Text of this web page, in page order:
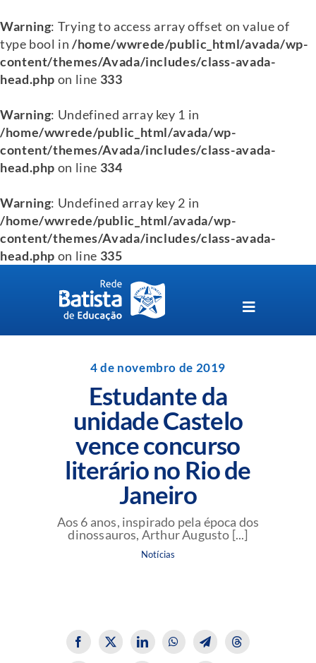
Warning: Trying to access array offset on value of
type bool in/home/wwrede/public_html/avada/wp-
content/themes/Avada/includes/class-avada-
head.php on line 333
Warning: Undefined array key 1 in
/home/wwrede/public_html/avada/wp-
content/themes/Avada/includes/class-avada-
head.php on line 334
Warning: Undefined array key 2 in
/home/wwrede/public_html/avada/wp-
content/themes/Avada/includes/class-avada-
head.php on line 335
Toggle
Navigation
Perguntas Frequentes
Blog da Rede Batista
4 de novembro de 2019
Estudante da
unidade Castelo
vence concurso
literário no Rio de
Janeiro
Aos 6 anos, inspirado pela época dos
dinossauros, Arthur Augusto [...]
Notícias